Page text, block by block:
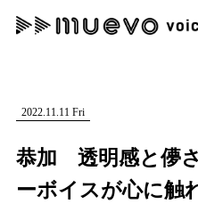
記事を検索する
"読者の声を形にする”
2022.11.11 Fri
恭加 透明感と儚
ーボイスが心に触